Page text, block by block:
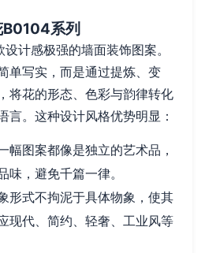
系列
计感极强的墙面装饰图案。
单写实，而是通过提炼、变
将花的形态、色彩与韵律转化
言。这种设计风格优势明显：
幅图案都像是独立的艺术品，
味，避免千篇一律。
形式不拘泥于具体物象，使其
现代、简约、轻奢、工业风等